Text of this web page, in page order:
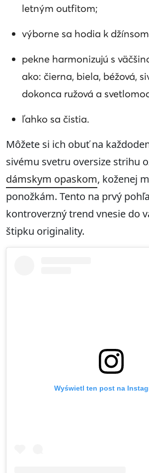
letným outfitom;
výborne sa hodia k
pekne harmonizujú s
ako: čierna, biela, béžová,
dokonca ružová a
ľahko sa čistia.
Môžete si ich obuť na
sivému svetru oversize strihu
dámskym opaskom, koženej
ponožkám. Tento na prvý
kontroverzný trend vnesie do
štipku originality.
Wyświetl ten post na